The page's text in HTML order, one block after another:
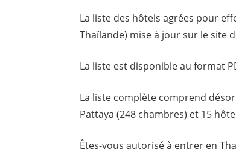
La liste des hôtels agrées pour
Thaïlande) mise à jour sur le site
La liste est disponible au format
La liste complète comprend
Pattaya (248 chambres) et 15
Êtes-vous autorisé à entrer en